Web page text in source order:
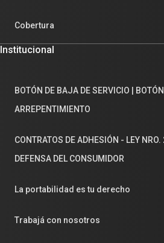
Cobertura
Institucional
BOTÓN DE BAJA DE SERVICIO |
ARREPENTIMIENTO
CONTRATOS DE ADHESIÓN - LEY
DEFENSA DEL CONSUMIDOR
La portabilidad es tu derecho
Trabajá con nosotros